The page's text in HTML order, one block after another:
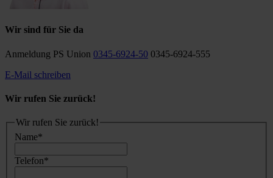
Wir sind für Sie da
Anmeldung PS Union 0345-6924-50 0345-6924-555
E-Mail schreiben
Wir rufen Sie zurück!
Wir rufen Sie zurück!
Name*
Telefon*